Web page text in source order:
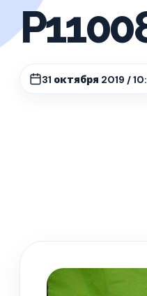
31 октября 2019 /